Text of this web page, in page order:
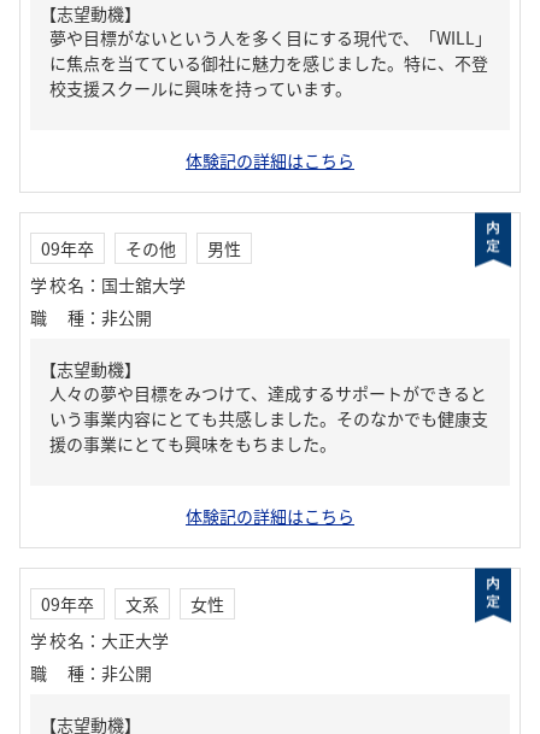
【志望動機】
夢や目標がないという人を多く目にする現代で、「WILL」
に焦点を当てている御社に魅力を感じました。特に、不登
校支援スクールに興味を持っています。
体験記の詳細はこちら
09年卒 その他
男性
学校名 ： 国士舘大学
職種 ： 非公開
【志望動機】
人々の夢や目標をみつけて、達成するサポートができると
いう事業内容にとても共感しました。そのなかでも健康支
援の事業にとても興味をもちました。
体験記の詳細はこちら
09年卒 文系
女性
学校名 ： 大正大学
職種 ： 非公開
【志望動機】